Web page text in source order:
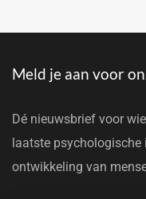
Meld je aan voor
Dé nieuwsbrief voor
laatste psychologische
ontwikkeling van